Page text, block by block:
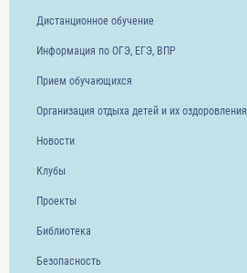
Дистанционное обучение
Информация по ОГЭ, ЕГЭ, ВПР
Прием обучающихся
Организация отдыха детей и их оздоровления
Новости
Клубы
Проекты
Библиотека
Безопасность